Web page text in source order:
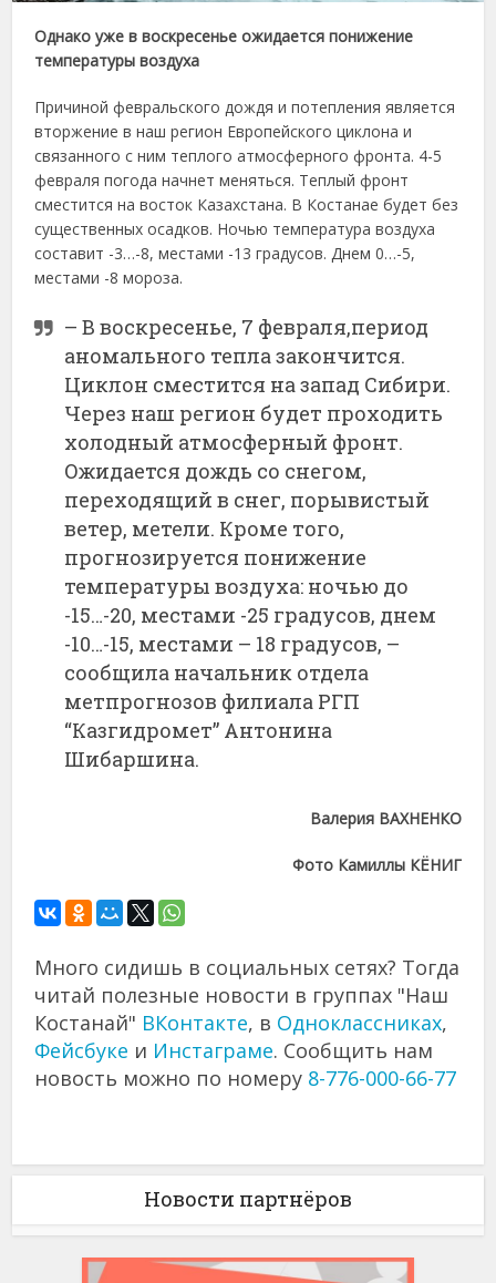
Однако уже в воскресенье ожидается понижение
температуры воздуха
Причиной февральского дождя и потепления является
вторжение в наш регион Европейского циклона и
связанного с ним теплого атмосферного фронта. 4-5
февраля погода начнет меняться. Теплый фронт
сместится на восток Казахстана. В Костанае будет без
существенных осадков. Ночью температура воздуха
составит -3…-8, местами -13 градусов. Днем 0…-5,
местами -8 мороза.
– В воскресенье, 7 февраля,период
аномального тепла закончится.
Циклон сместится на запад Сибири.
Через наш регион будет проходить
холодный атмосферный фронт.
Ожидается дождь со снегом,
переходящий в снег, порывистый
ветер, метели. Кроме того,
прогнозируется понижение
температуры воздуха: ночью до
-15…-20, местами -25 градусов, днем
-10…-15, местами – 18 градусов, –
сообщила начальник отдела
метпрогнозов филиала РГП
“Казгидромет” Антонина
Шибаршина.
Валерия ВАХНЕНКО
Фото Камиллы КЁНИГ
Много сидишь в социальных сетях? Тогда
читай полезные новости в группах "Наш
Костанай" ВКонтакте, в Одноклассниках,
Фейсбуке и Инстаграме. Сообщить нам
новость можно по номеру 8-776-000-66-77
Новости партнёров